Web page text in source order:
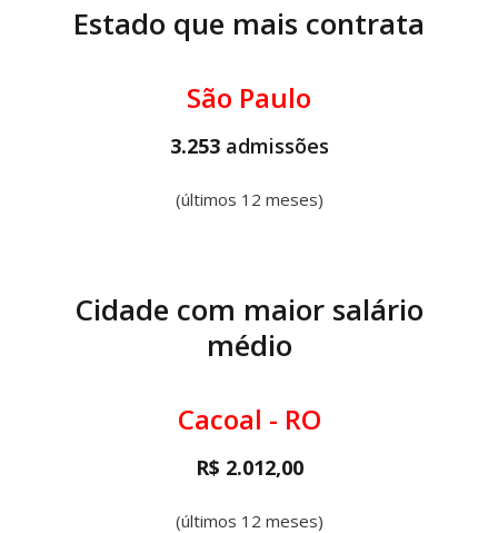
Estado que mais contrata
São Paulo
3.253 admissões
(últimos 12 meses)
Cidade com maior salário
médio
Cacoal - RO
R$ 2.012,00
(últimos 12 meses)